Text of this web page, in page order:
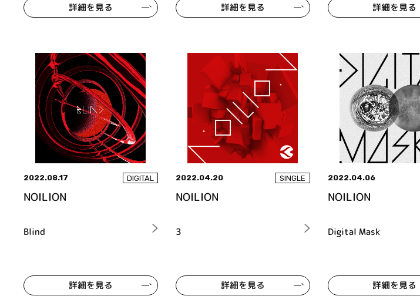
詳細を見る 詳細を見る 詳細を見る
2022.08.17 DIGITAL
NOILION
Blind
詳細を見る
2022.04.20 SINGLE
NOILION
3
詳細を見る
2022.04.06
NOILION
Digital Mask
詳細を見る